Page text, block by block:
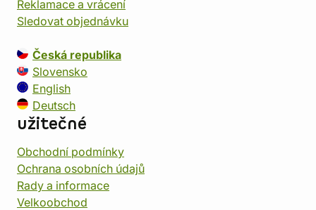
Reklamace a vrácení
Sledovat objednávku
Česká republika
Slovensko
English
Deutsch
užitečné
Obchodní podmínky
Ochrana osobních údajů
Rady a informace
Velkoobchod